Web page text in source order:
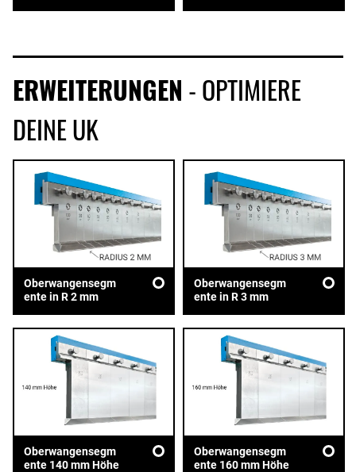
ERWEITERUNGEN - OPTIMIERE
DEINE UK
Oberwangensegm
ente in R 2 mm
Oberwangensegm
ente in R 3 mm
Oberwangensegm
ente 140 mm Höhe
Oberwangensegm
ente 160 mm Höhe